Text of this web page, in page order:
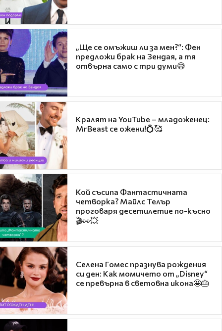
„Ще се омъжиш ли за мен?“: Фен
предложи брак на Зендая, а тя
отвърна само с три думи😅
Кралят на YouTube – младоженец:
MrBeast се ожени!💍🥰
Кой съсипа Фантастичната
четворка? Майлс Телър
проговаря десетилетие по-късно
🎬👀💥
Селена Гомес празнува рождения
си ден: Как момичето от „Disney“
се превърна в световна икона🤩🎂